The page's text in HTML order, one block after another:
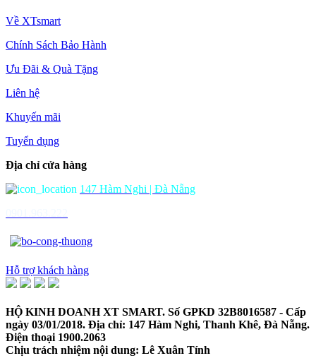
Về XTsmart
Chính Sách Bảo Hành
Ưu Đãi & Quà Tặng
Liên hệ
Khuyến mãi
Tuyển dụng
Địa chỉ cửa hàng
147 Hàm Nghi | Đà Nẵng
Hỗ trợ khách hàng
HỘ KINH DOANH XT SMART. Số GPKD 32B8016587 - Cấp
ngày 03/01/2018. Địa chỉ: 147 Hàm Nghi, Thanh Khê, Đà Nẵng.
Điện thoại 1900.2063
Chịu trách nhiệm nội dung: Lê Xuân Tính